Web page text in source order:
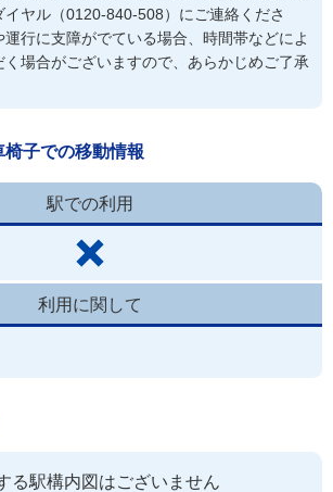
イヤル（0120-840-508）にご連絡くださ
行に支障がでている場合、時間帯などによ
く場合がございますので、あらかじめご了承
子での移動情報
駅での利用
利用に関して
る駅構内図はございません